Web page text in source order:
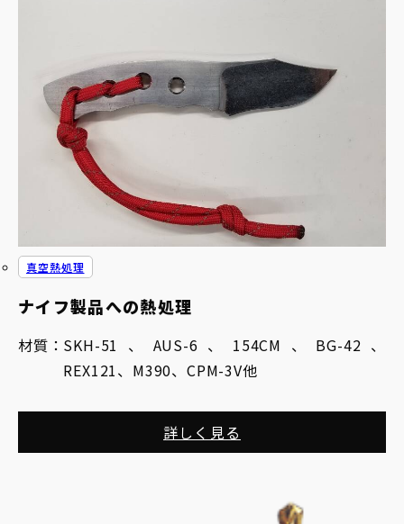
ナイフ製品への熱処理
真空熱処理
材質： SKH-51、AUS-6、154CM、BG-42、
REX121、M390、CPM-3V他
詳しく見る